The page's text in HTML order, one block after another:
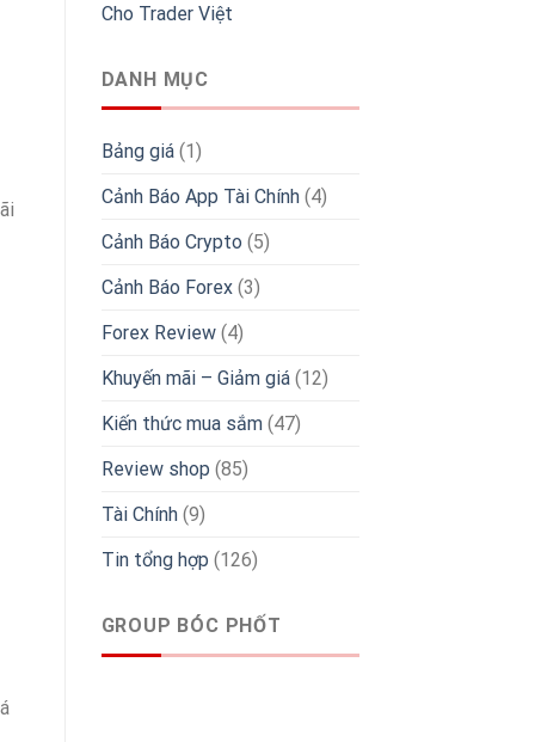
Cho Trader Việt
DANH MỤC
Bảng giá(1)
Cảnh Báo App Tài Chính(4)
Cảnh Báo Crypto (5)
Cảnh Báo Forex(3)
Forex Review(4)
Khuyến mãi – Giảm giá(12)
Kiến thức mua sắm(47)
Review shop (85)
Tài Chính(9)
Tin tổng hợp (126)
GROUP BÓC PHỐT